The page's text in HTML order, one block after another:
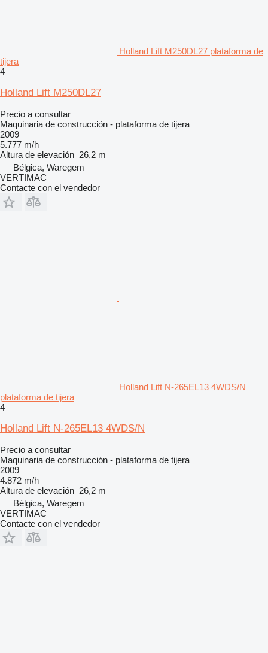
Holland Lift M250DL27 plataforma de
tijera
4
Holland Lift M250DL27
Precio a consultar
Maquinaria de construcción - plataforma de tijera
2009
5.777 m/h
Altura de elevación 26,2 m
Bélgica, Waregem
VERTIMAC
Contacte con el vendedor
Holland Lift N-265EL13 4WDS/N
plataforma de tijera
4
Holland Lift N-265EL13 4WDS/N
Precio a consultar
Maquinaria de construcción - plataforma de tijera
2009
4.872 m/h
Altura de elevación 26,2 m
Bélgica, Waregem
VERTIMAC
Contacte con el vendedor